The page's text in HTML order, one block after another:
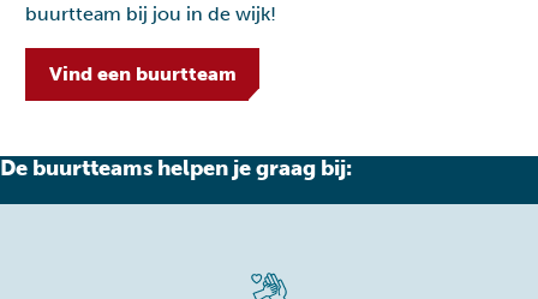
buurtteam bij jou in de wijk!
Vind een buurtteam
De buurtteams helpen je graag bij: